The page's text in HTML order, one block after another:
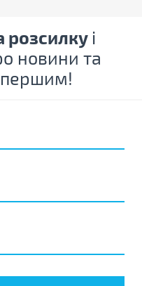
розсилку і
новини та
першим!